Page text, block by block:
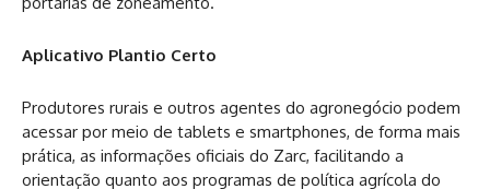
Aplicativo Plantio Certo
Produtores rurais e outros agentes do agronegócio podem
acessar por meio de tablets e smartphones, de forma mais
prática, as informações oficiais do Zarc, facilitando a
orientação quanto aos programas de política agrícola do